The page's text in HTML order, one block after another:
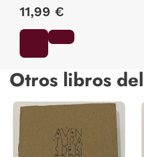
11,99 €
Otros libros